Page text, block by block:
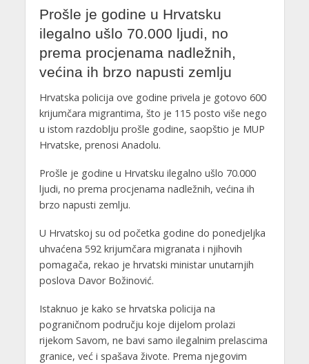
Prošle je godine u Hrvatsku
ilegalno ušlo 70.000 ljudi, no
prema procjenama nadležnih,
većina ih brzo napusti zemlju
Hrvatska policija ove godine privela je gotovo 600
krijumčara migrantima, što je 115 posto više nego
u istom razdoblju prošle godine, saopštio je MUP
Hrvatske, prenosi Anadolu.
Prošle je godine u Hrvatsku ilegalno ušlo 70.000
ljudi, no prema procjenama nadležnih, većina ih
brzo napusti zemlju.
U Hrvatskoj su od početka godine do ponedjeljka
uhvaćena 592 krijumčara migranata i njihovih
pomagača, rekao je hrvatski ministar unutarnjih
poslova Davor Božinović.
Istaknuo je kako se hrvatska policija na
pograničnom području koje dijelom prolazi
rijekom Savom, ne bavi samo ilegalnim prelascima
granice, već i spašava živote. Prema njegovim